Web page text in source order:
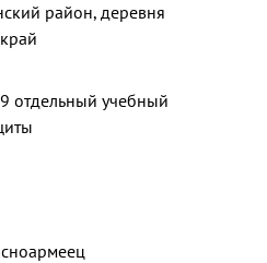
район, деревня
отдельный учебный